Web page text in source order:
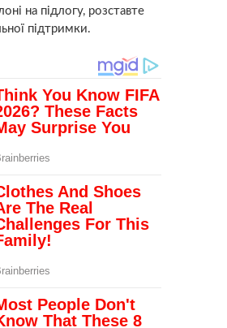
на підлогу, розставте
підтримки.